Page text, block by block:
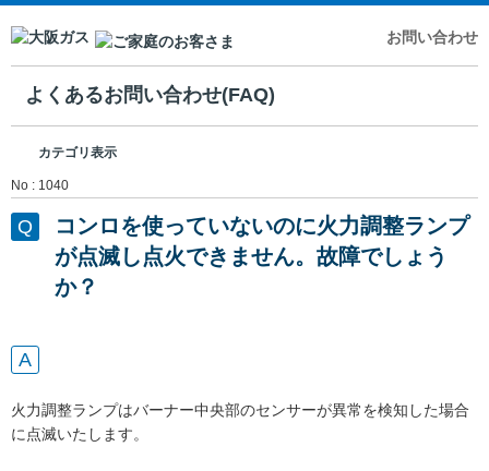
お問い合わせ
よくあるお問い合わせ(FAQ)
カテゴリ表示
No : 1040
コンロを使っていないのに火力調整ランプ
が点滅し点火できません。故障でしょう
か？
火力調整ランプはバーナー中央部のセンサーが異常を検知した場合
に点滅いたします。